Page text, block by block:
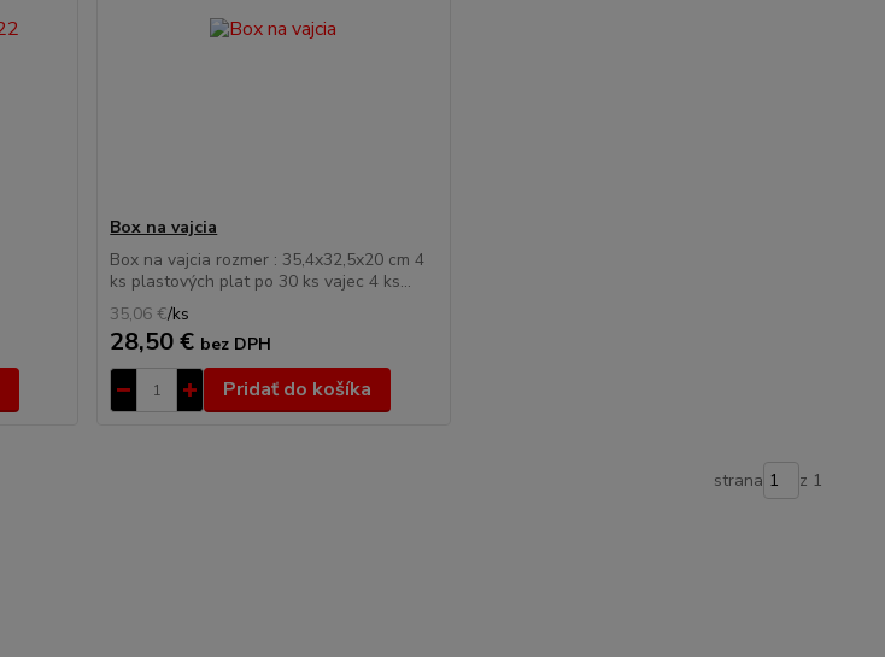
Box na vajcia
Box na vajcia rozmer : 35,4x32,5x20 cm 4
ks plastových plat po 30 ks vajec 4 ks...
35,06 €/ks
28,50 € bez DPH
Pridať do košíka
strana z 1